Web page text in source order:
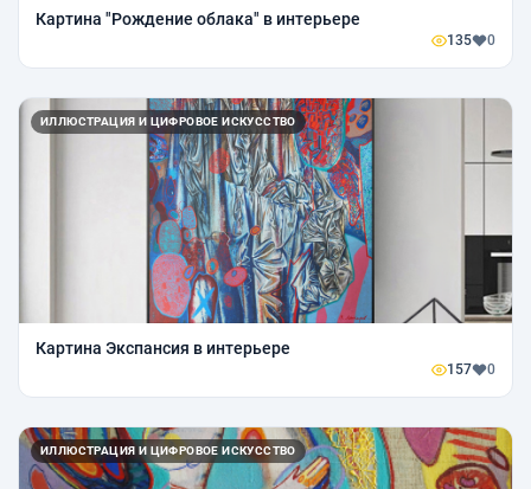
Картина "Рождение облака" в интерьере
135 0
ИЛЛЮСТРАЦИЯ И ЦИФРОВОЕ ИСКУССТВО
Картина Экспансия в интерьере
157 0
ИЛЛЮСТРАЦИЯ И ЦИФРОВОЕ ИСКУССТВО